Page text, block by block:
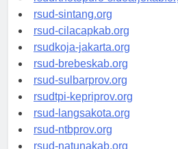
rsudrtnotopuro-sidoarjokab.org
rsud-sintang.org
rsud-cilacapkab.org
rsudkoja-jakarta.org
rsud-brebeskab.org
rsud-sulbarprov.org
rsudtpi-kepriprov.org
rsud-langsakota.org
rsud-ntbprov.org